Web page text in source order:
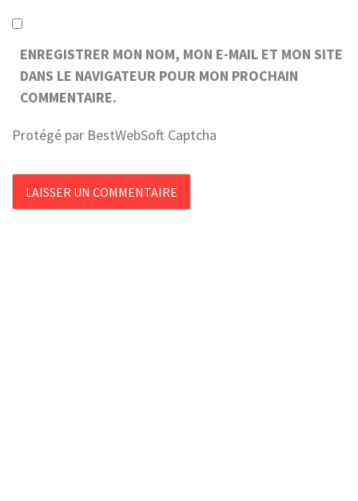
ENREGISTRER MON NOM, MON E-MAIL ET MON SITE
DANS LE NAVIGATEUR POUR MON PROCHAIN
COMMENTAIRE.
Protégé par BestWebSoft Captcha